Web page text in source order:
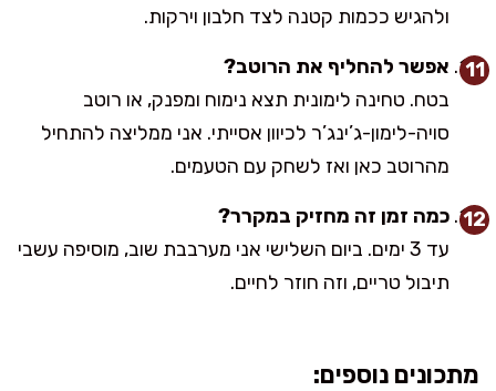
ולהגיש ככמות קטנה לצד חלבון וירקות.
אפשר להחליף את הרוטב?
בטח. טחינה לימונית תצא נימוח ומפנק, או רוטב
סויה-לימון-ג’ינג’ר לכיוון אסייתי. אני ממליצה להתחיל
מהרוטב כאן ואז לשחק עם הטעמים.
כמה זמן זה מחזיק במקרר?
עד 3 ימים. ביום השלישי אני מערבבת שוב, מוסיפה עשבי
תיבול טריים, וזה חוזר לחיים.
מתכונים נוספים: